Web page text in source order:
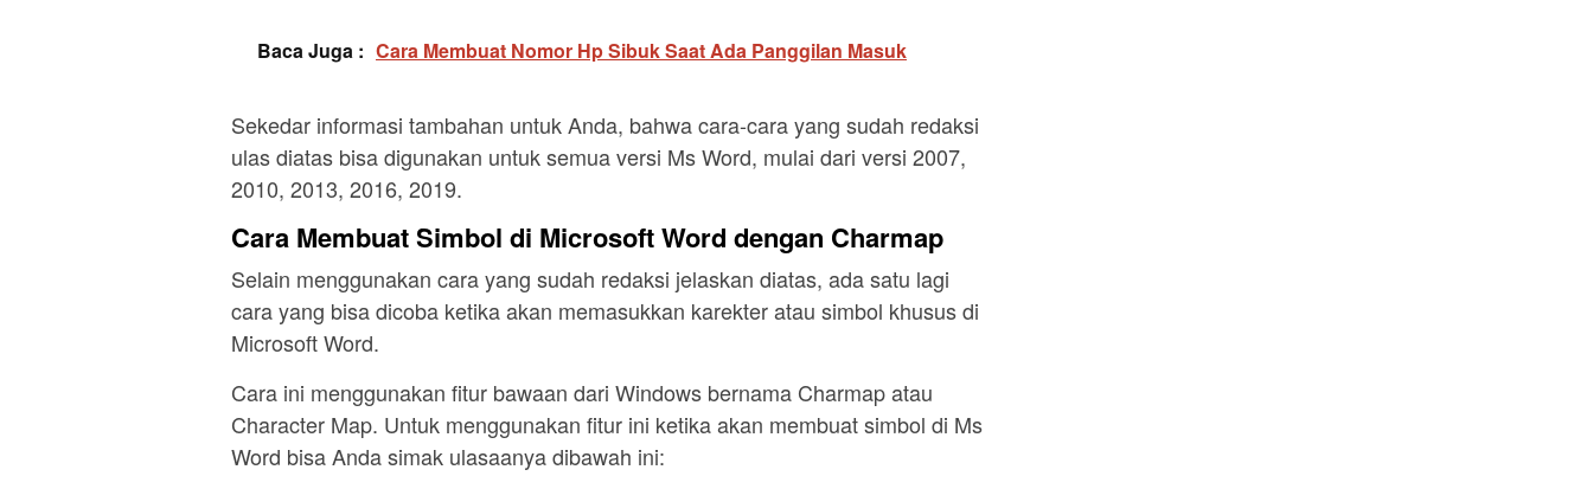
Baca Juga : Cara Membuat Nomor Hp Sibuk Saat Ada Panggilan Masuk
Sekedar informasi tambahan untuk Anda, bahwa cara-cara yang sudah redaksi
ulas diatas bisa digunakan untuk semua versi Ms Word, mulai dari versi 2007,
2010, 2013, 2016, 2019.
Cara Membuat Simbol di Microsoft Word dengan Charmap
Selain menggunakan cara yang sudah redaksi jelaskan diatas, ada satu lagi
cara yang bisa dicoba ketika akan memasukkan karekter atau simbol khusus di
Microsoft Word.
Cara ini menggunakan fitur bawaan dari Windows bernama Charmap atau
Character Map. Untuk menggunakan fitur ini ketika akan membuat simbol di Ms
Word bisa Anda simak ulasaanya dibawah ini: